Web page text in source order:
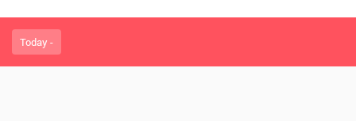
Today -